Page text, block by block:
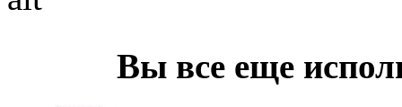
Вы все еще